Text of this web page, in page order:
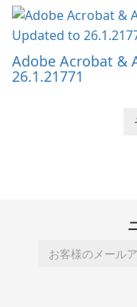
Adobe Acrobat &
26.1.21771